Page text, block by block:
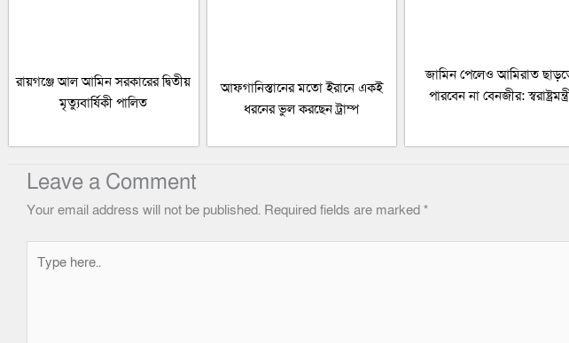
রায়গঞ্জে আল আমিন সরকারের দ্বিতীয়
মৃত্যুবার্ষিকী পালিত
আফগানিস্তানের মতো ইরানে একই
ধরনের ভুল করছেন ট্রাম্প
জামিন পেলেও আমিরাত
পারবেন না বেনজীর:
Leave a Comment
Your email address will not be published. Required fields are marked *
here..